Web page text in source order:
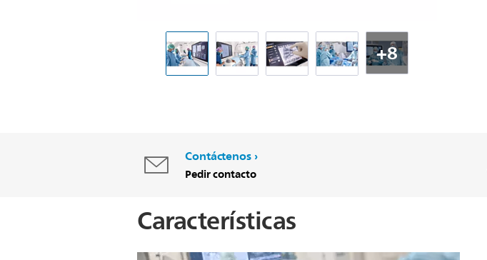
+8
Contáctenos
Pedir contacto
Características